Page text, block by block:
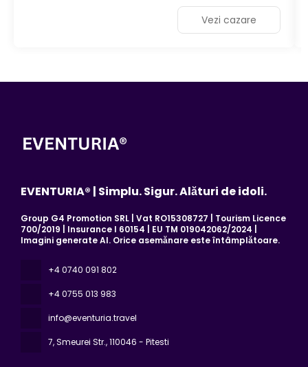
Vezi cazare
EVENTURIA® | Simplu. Sigur. Alături de idoli.
Group G4 Promotion SRL | Vat RO15308727 | Tourism Licence
700/2019 | Insurance I 60154 | EU TM 019042062/2024 |
Imagini generate AI. Orice asemănare este întâmplătoare.
+4 0740 091 802
+4 0755 013 983
info@eventuria.travel
7, Smeurei Str., 110046 - Pitesti